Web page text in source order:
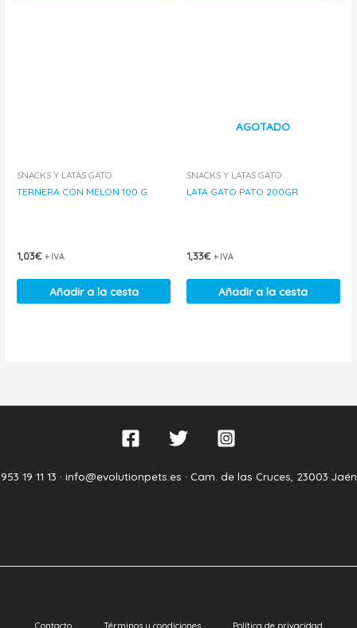
SNACKS Y LATAS GATO
TERNERA CON MELON 100 G
1,03€ + IVA
Añadir a la cesta
AGOTADO
SNACKS Y LATAS GATO
LATA GATO PATO 200GR
1,33€ + IVA
Añadir a la cesta
953 19 11 13 · info@evolutionpets.es · Cam. de las Cruces, 23003 Jaén